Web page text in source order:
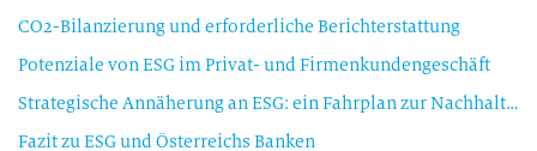
CO2-Bilanzierung und erforderliche Berichterstattung
Potenziale von ESG im Privat- und Firmenkundengeschäft
Strategische Annäherung an ESG: ein Fahrplan zur Nachhaltigkeit
Fazit zu ESG und Österreichs Banken